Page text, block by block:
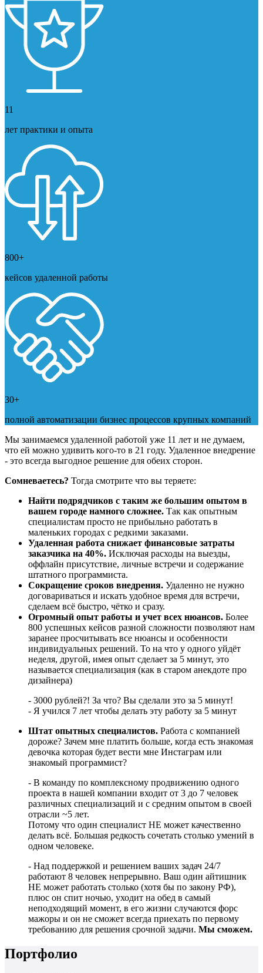
11
лет практики и опыта
800+
кейсов удаленной работы
30+
полной автоматизации бизнес процессов крупных компаний
Мы занимаемся удаленной работой уже 11 лет и не думаем,
что ей можно удивить кого-то в 21 году. Удаленное внедрение
- это всегда выгодное решение для обеих сторон.
Сомневаетесь? Тогда смотрите что вы теряете:
Найти подрядчиков с таким же большим опытом в
вашем городе намного сложнее. Так как опытным
специалистам просто не прибыльно работать в
маленьких городах с редкими заказами.
Удаленная работа снижает финансовые затраты
заказчика на 40%. Исключая расходы на выезды,
оффлайн присутствие, личные встречи и содержание
штатного программиста.
Сокращение сроков внедрения. Удаленно не нужно
договариваться и искать удобное время для встречи,
сделаем всё быстро, чётко и сразу.
Огромный опыт работы и учет всех нюансов. Более
800 успешных кейсов разной сложности позволяют нам
заранее просчитывать все нюансы и особенности
индивидуальных решений. То на что у одного уйдёт
неделя, другой, имея опыт сделает за 5 минут, это
называется специализация (как в старом анекдоте про
дизайнера)
- 3000 рублей?! За что? Вы сделали это за 5 минут!
- Я учился 7 лет чтобы делать эту работу за 5 минут
Штат опытных специалистов. Работа с компанией
дороже? Зачем мне платить больше, когда есть знакомая
девочка которая будет вести мне Инстаграм или
знакомый программист?
- В команду по комплексному продвижению одного
проекта в нашей компании входит от 3 до 7 человек
различных специализаций и с средним опытом в своей
отрасли ~5 лет.
Потому что один специалист НЕ может качественно
делать всё. Большая редкость сочетать столько умений в
одном человеке.
- Над поддержкой и решением ваших задач 24/7
работают 8 человек непрерывно. Ваш один айтишник
НЕ может работать столько (хотя бы по закону РФ),
плюс он спит ночью, уходит на обед в самый
неподходящий момент, в его жизни случаются форс
мажоры и он не сможет всегда приехать по первому
требованию для решения срочной задачи. Мы сможем.
Портфолио